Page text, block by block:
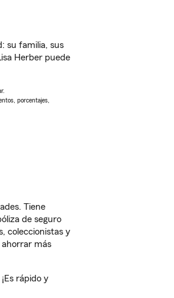
su familia, sus
Herber puede
porcentajes,
Tiene
de seguro
coleccionistas y
ahorrar más
rápido y